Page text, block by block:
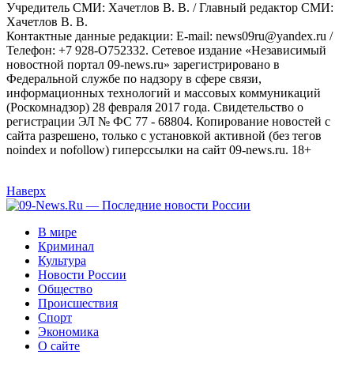
Учредитель СМИ: Хaчeтлoв B. B. / Главный редактор СМИ:
Хaчeтлoв B. B.
Контактные данные редакции: E-mail: news09ru@yandex.ru /
Телефон: +7 928-O752332. Сетевое издание «Независимый
новостной портал 09-news.ru» зарегистрировано в
Федеральной службе по надзору в сфере связи,
информационных технологий и массовых коммуникаций
(Роскомнадзор) 28 февраля 2017 года. Свидетельство о
регистрации ЭЛ № ФС 77 - 68804. Копирование новостей с
сайта разрешено, только с установкой активной (без тегов
noindex и nofollow) гиперссылки на сайт 09-news.ru. 18+
Наверх
В мире
Криминал
Культура
Новости России
Общество
Происшествия
Спорт
Экономика
О сайте